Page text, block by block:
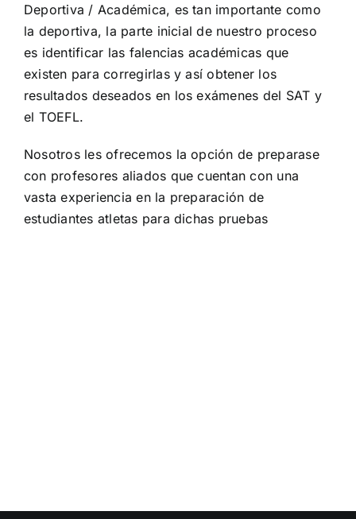
Deportiva / Académica, es tan importante como
la deportiva, la parte inicial de nuestro proceso
es identificar las falencias académicas que
existen para corregirlas y así obtener los
resultados deseados en los exámenes del SAT y
el TOEFL.
Nosotros les ofrecemos la opción de preparase
con profesores aliados que cuentan con una
vasta experiencia en la preparación de
estudiantes atletas para dichas pruebas